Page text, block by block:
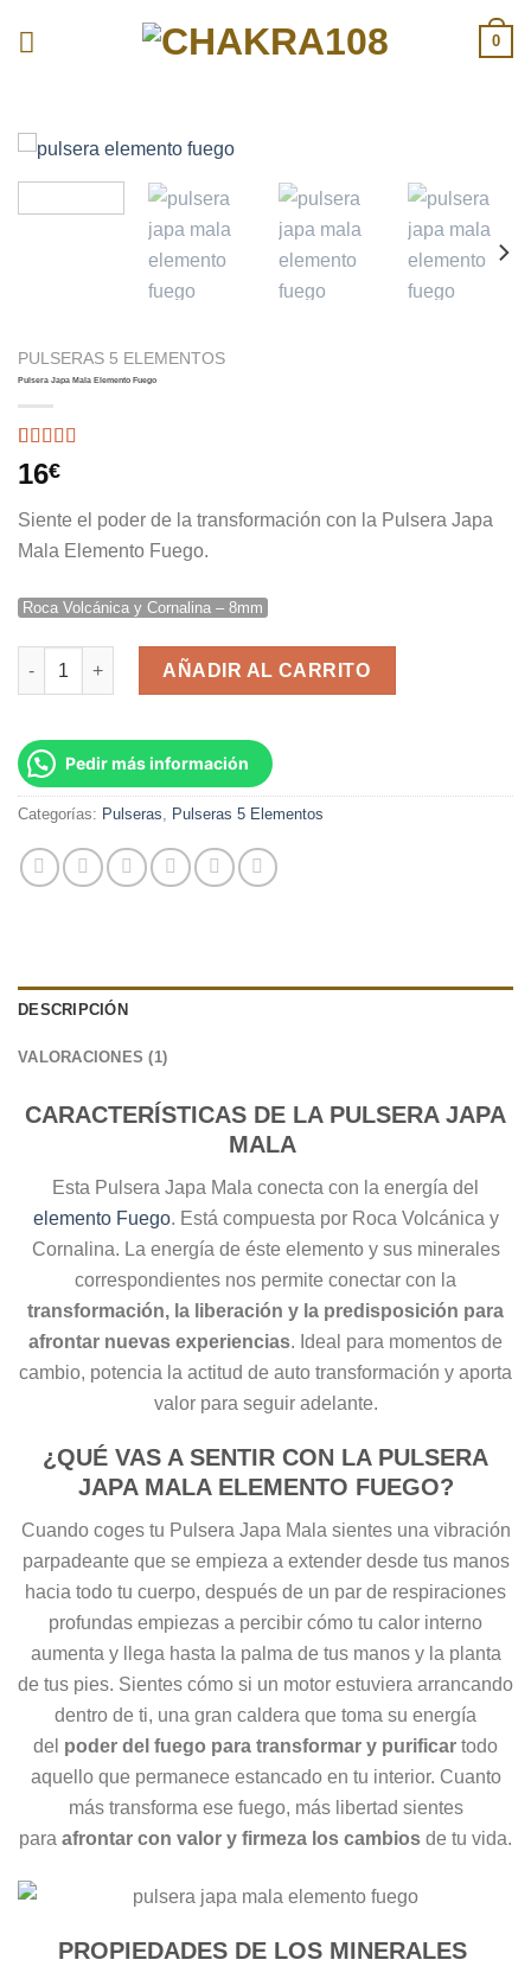
0
PULSERAS 5 ELEMENTOS
Pulsera Japa Mala Elemento Fuego
Valorado
con4.00
base a
1
valoración
de un
16€
Siente el poder de la transformación con la Pulsera Japa
Mala Elemento Fuego.
Roca Volcánica y Cornalina – 8mm
Pulsera Japa Mala Elemento Fuego cantidad
AÑADIR AL CARRITO
Pedir más información
Categorías: Pulseras Pulseras 5 Elementos
DESCRIPCIÓN
VALORACIONES (1)
CARACTERÍSTICAS DE LA PULSERA JAPA
MALA
Esta Pulsera Japa Mala conecta con la energía del
elemento Fuego. Está compuesta por Roca Volcánica y
Cornalina. La energía de éste elemento y sus minerales
correspondientes nos permite conectar con la
transformación, la liberación y la predisposición para
afrontar nuevas experiencias. Ideal para momentos de
cambio, potencia la actitud de auto transformación y aporta
valor para seguir adelante.
¿QUÉ VAS A SENTIR CON LA PULSERA
JAPA MALA ELEMENTO FUEGO?
Cuando coges tu Pulsera Japa Mala sientes una vibración
parpadeante que se empieza a extender desde tus manos
hacia todo tu cuerpo, después de un par de respiraciones
profundas empiezas a percibir cómo tu calor interno
aumenta y llega hasta la palma de tus manos y la planta
de tus pies. Sientes cómo si un motor estuviera arrancando
dentro de ti, una gran caldera que toma su energía
del poder del fuego para transformar y purificar todo
aquello que permanece estancado en tu interior. Cuanto
más transforma ese fuego, más libertad sientes
para afrontar con valor y firmeza los cambios de tu vida.
PROPIEDADES DE LOS MINERALES